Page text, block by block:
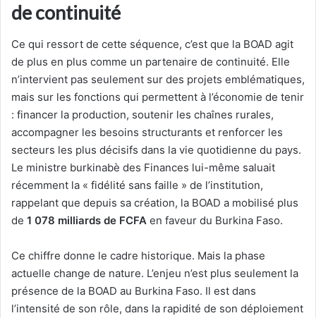
de continuité
Ce qui ressort de cette séquence, c’est que la BOAD agit
de plus en plus comme un partenaire de continuité. Elle
n’intervient pas seulement sur des projets emblématiques,
mais sur les fonctions qui permettent à l’économie de tenir
: financer la production, soutenir les chaînes rurales,
accompagner les besoins structurants et renforcer les
secteurs les plus décisifs dans la vie quotidienne du pays.
Le ministre burkinabè des Finances lui-même saluait
récemment la « fidélité sans faille » de l’institution,
rappelant que depuis sa création, la BOAD a mobilisé plus
de 1 078 milliards de FCFA en faveur du Burkina Faso.
Ce chiffre donne le cadre historique. Mais la phase
actuelle change de nature. L’enjeu n’est plus seulement la
présence de la BOAD au Burkina Faso. Il est dans
l’intensité de son rôle, dans la rapidité de son déploiement